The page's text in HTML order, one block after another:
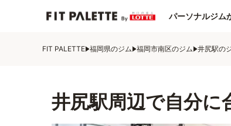
パーソナルジム
FIT PALETTE 福岡県のジム 福岡市南区のジム 井尻駅の
井尻駅周辺で自分に